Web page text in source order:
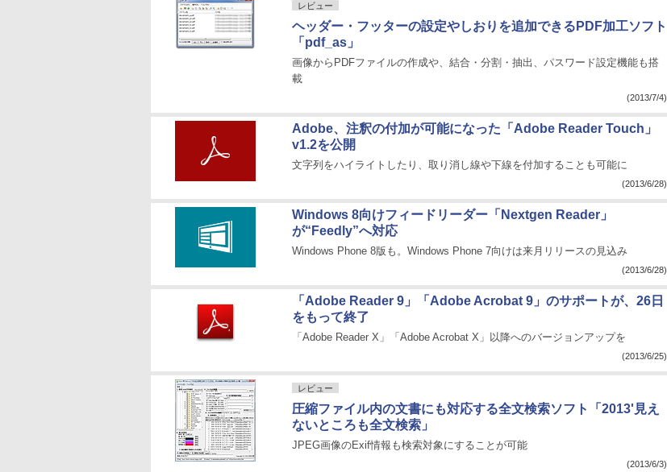
レビュー
ヘッダー・フッターの設定やしおりを追加できるPDF加工ソフト
「pdf_as」
画像からPDFファイルの作成や、結合・分割・抽出、パスワード設定機能も搭
載
(2013/7/4)
Adobe、注釈の付加が可能になった「Adobe Reader Touch」
v1.2を公開
文字列をハイライトしたり、取り消し線や下線を付加することも可能に
(2013/6/28)
Windows 8向けフィードリーダー「Nextgen Reader」
が“Feedly”へ対応
Windows Phone 8版も。Windows Phone 7向けは来月リリースの見込み
(2013/6/28)
「Adobe Reader 9」「Adobe Acrobat 9」のサポートが、26日
をもって終了
「Adobe Reader X」「Adobe Acrobat X」以降へのバージョンアップを
(2013/6/25)
レビュー
圧縮ファイル内の文書にも対応する全文検索ソフト「2013'見え
ないところも全文検索」
JPEG画像のExif情報も検索対象にすることが可能
(2013/6/3)